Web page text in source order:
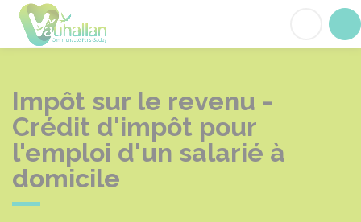
Impôt sur le revenu -
Crédit d'impôt pour
l'emploi d'un salarié à
domicile